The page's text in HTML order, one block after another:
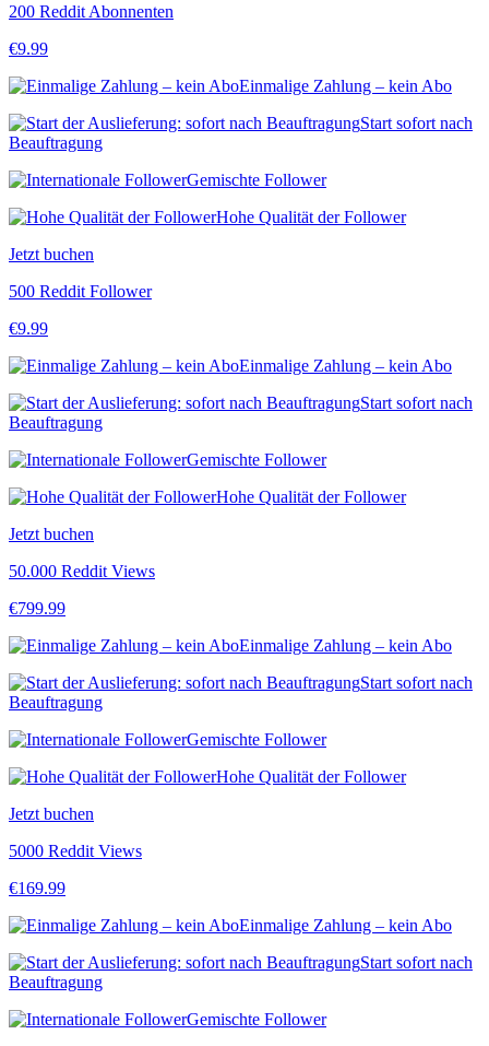
200 Reddit Abonnenten
€9.99
Einmalige Zahlung – kein Abo
Start sofort nach
Beauftragung
Gemischte Follower
Hohe Qualität der Follower
Jetzt buchen
500 Reddit Follower
€9.99
Einmalige Zahlung – kein Abo
Start sofort nach
Beauftragung
Gemischte Follower
Hohe Qualität der Follower
Jetzt buchen
50.000 Reddit Views
€799.99
Einmalige Zahlung – kein Abo
Start sofort nach
Beauftragung
Gemischte Follower
Hohe Qualität der Follower
Jetzt buchen
5000 Reddit Views
€169.99
Einmalige Zahlung – kein Abo
Start sofort nach
Beauftragung
Gemischte Follower